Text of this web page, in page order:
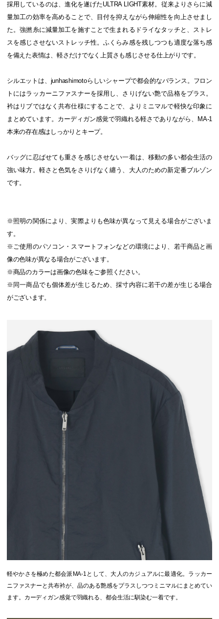
採用しているのは、進化を遂げたULTRA LIGHT素材。従来よりさらに減
量加工の効率を高めることで、目付を抑えながら伸縮性を向上させまし
た。強撚糸に減量加工を施すことで生まれるドライなタッチと、ストレ
スを感じさせないストレッチ性。ふくらみ感を残しつつも適度な落ち感
を備えた表情は、軽さだけでなく上質さも感じさせる仕上がりです。
シルエットは、junhashimotoらしいシャープで都会的なバランス。フロン
トにはラッカーニファスナーを採用し、さりげない艶で品格をプラス。
衿はリブではなく共布仕様にすることで、よりミニマルで軽快な印象に
まとめています。カーディガン感覚で羽織れる軽さでありながら、MA-1
本来の存在感はしっかりとキープ。
バッグに忍ばせても重さを感じさせない一着は、移動の多い都会生活の
強い味方。軽さと色気をさりげなく纏う、大人のための新定番ブルゾン
です。
※照明の関係により、実際よりも色味が異なって見える場合がございま
す。
※ご使用のパソコン・スマートフォンなどの環境により、若干商品と画
像の色味が異なる場合がございます。
※商品のカラーは画像の色味をご参照ください。
※同一商品でも個体差が生じるため、採寸内容に若干の差が生じる場合
がございます。
軽やかさを極めた都会派MA-1として、大人のカジュアルに最適化。ラッカー
ニファスナーと共布衿が、品のある艶感をプラスしつつミニマルにまとめてい
ます。カーディガン感覚で羽織れる、都会生活に馴染む一着です。